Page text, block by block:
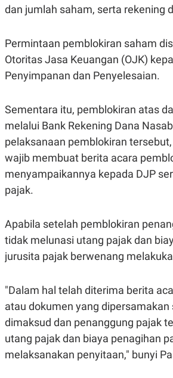
A
G
A
N
N
T
A
K
I
R
J
A
M
E
E
A
P
E
R
A
V
E
R
T
I
N
G
K
G
D
A
.
I
D
dan jumlah saham, serta rekening
Permintaan pemblokiran saham
Otoritas Jasa Keuangan (OJK)
Penyimpanan dan Penyelesaian.
Sementara itu, pemblokiran atas
melalui Bank Rekening Dana
pelaksanaan pemblokiran
wajib membuat berita acara
menyampaikannya kepada DJP
pajak.
Apabila setelah pemblokiran
tidak melunasi utang pajak dan
jurusita pajak berwenang
"Dalam hal telah diterima berita
atau dokumen yang dipersamakan
dimaksud dan penanggung pajak
utang pajak dan biaya penagihan
melaksanakan penyitaan," bunyi